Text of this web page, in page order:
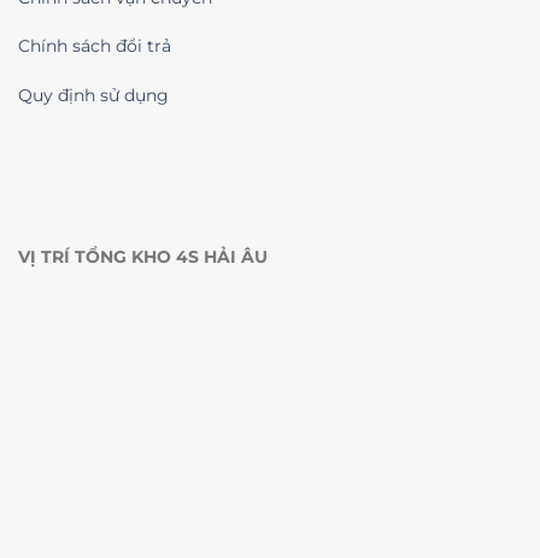
Chính sách đổi trả
Quy định sử dụng
VỊ TRÍ TỔNG KHO 4S HẢI ÂU